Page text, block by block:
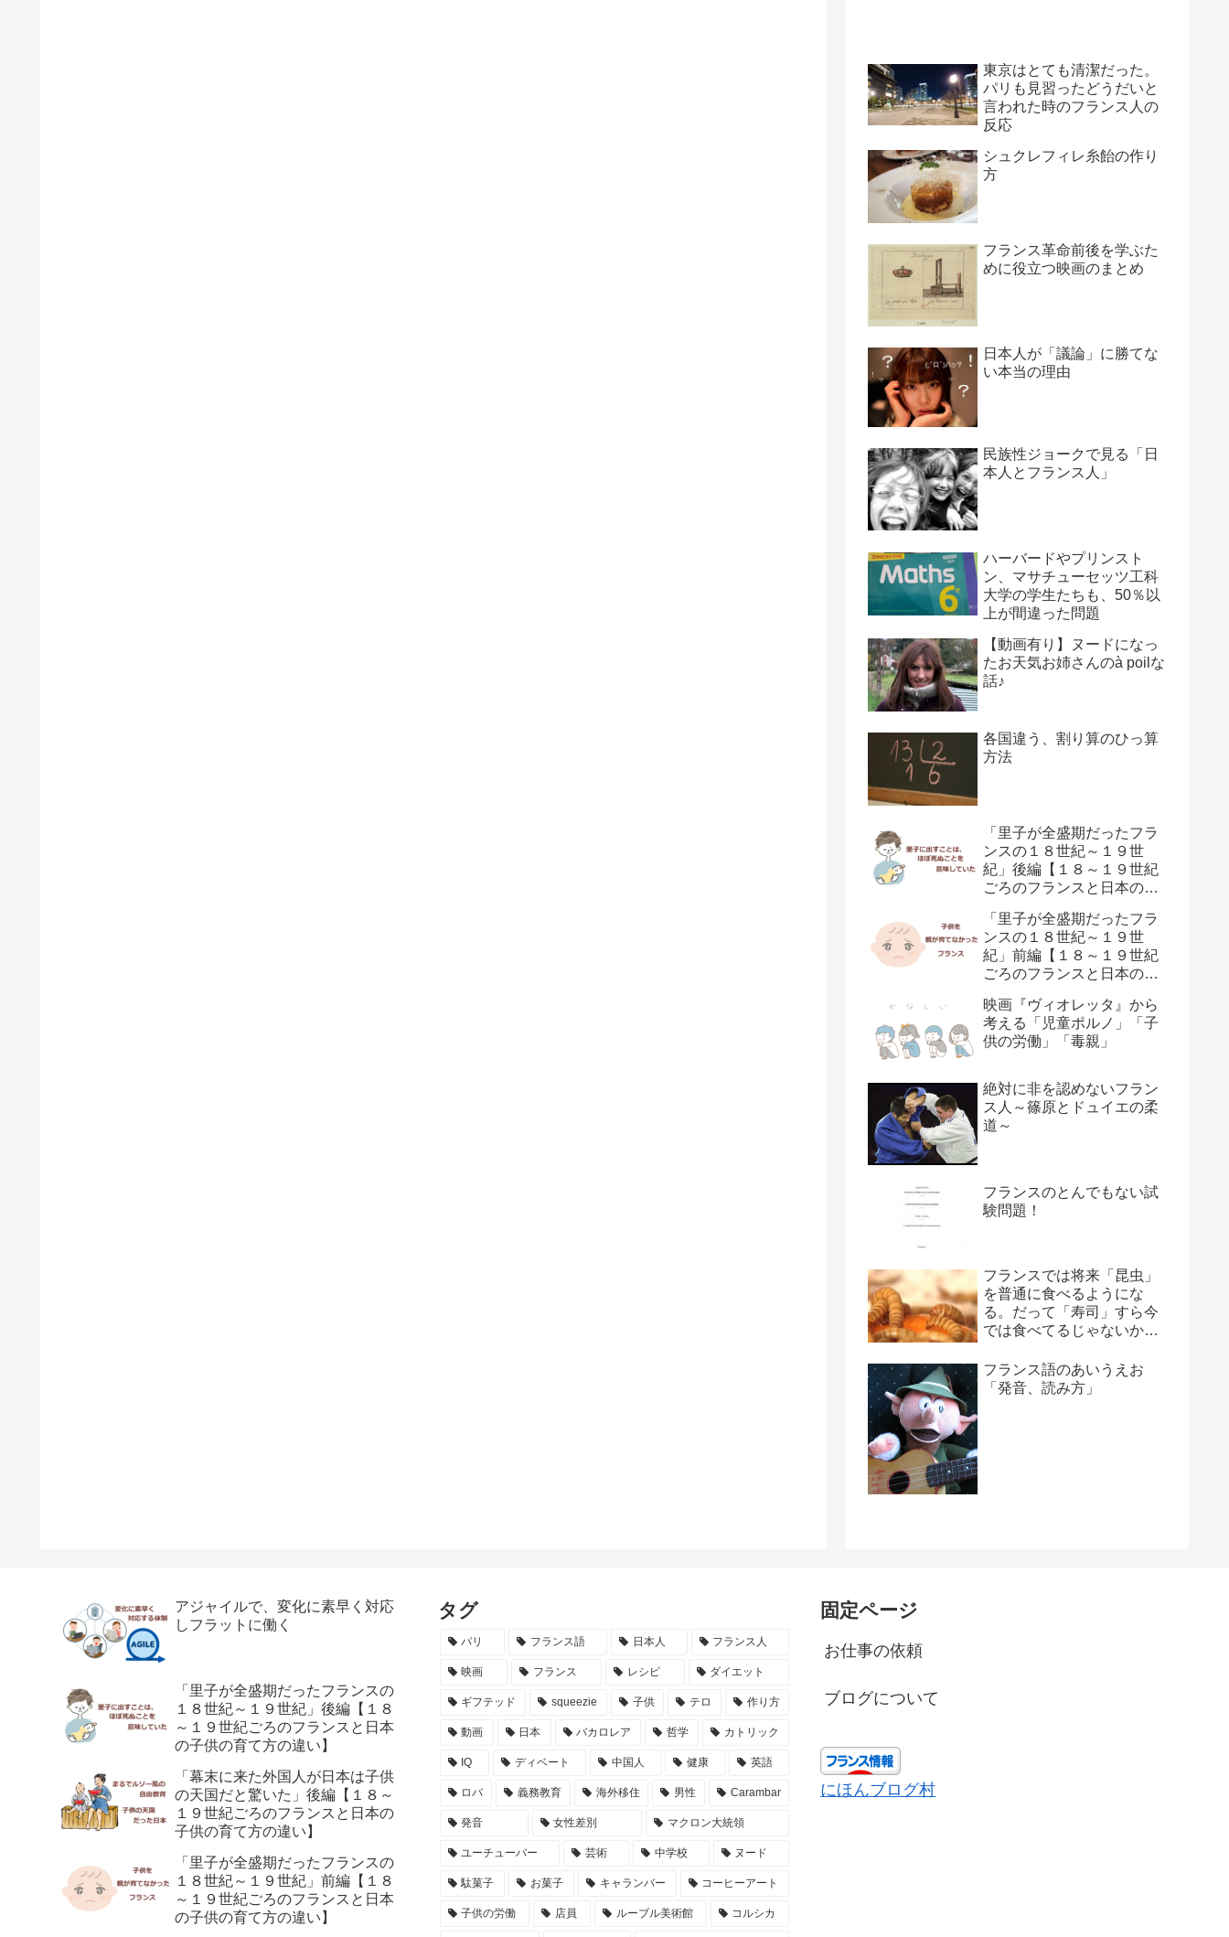
東京はとても清潔だった。
パリも見習ったどうだいと
言われた時のフランス人の
反応
シュクレフィレ糸飴の作り
方
フランス革命前後を学ぶた
めに役立つ映画のまとめ
日本人が「議論」に勝てな
い本当の理由
民族性ジョークで見る「日
本人とフランス人」
ハーバードやプリンスト
ン、マサチューセッツ工科
大学の学生たちも、50％以
上が間違った問題
【動画有り】ヌードになっ
たお天気お姉さんのà poilな
話♪
各国違う、割り算のひっ算
方法
「里子が全盛期だったフラ
ンスの１８世紀～１９世
紀」後編【１８～１９世紀
ごろのフランスと日本の子
「里子が全盛期だったフラ
ンスの１８世紀～１９世
紀」前編【１８～１９世紀
ごろのフランスと日本の子
映画『ヴィオレッタ』から
考える「児童ポルノ」「子
供の労働」「毒親」
絶対に非を認めないフラン
ス人～篠原とドュイエの柔
道～
フランスのとんでもない試
験問題！
フランスでは将来「昆虫」
を普通に食べるようにな
る。だって「寿司」すら今
では食べてるじゃないか！
フランス語のあいうえお
「発音、読み方」
アジャイルで、変化に素早く対応
しフラットに働く
「里子が全盛期だったフランスの
１８世紀～１９世紀」後編【１８
～１９世紀ごろのフランスと日本
の子供の育て方の違い】
「幕末に来た外国人が日本は子供
の天国だと驚いた」後編【１８～
１９世紀ごろのフランスと日本の
子供の育て方の違い】
「里子が全盛期だったフランスの
１８世紀～１９世紀」前編【１８
～１９世紀ごろのフランスと日本
の子供の育て方の違い】
タグ
パリ フランス語 日本人 フランス人
映画 フランス レシピ ダイエット
ギフテッド squeezie 子供 テロ 作り方
動画 日本 バカロレア 哲学 カトリック
IQ ディベート 中国人 健康 英語
ロバ 義務教育 海外移住 男性 Carambar
発音 女性差別 マクロン大統領
ユーチューバー 芸術 中学校 ヌード
駄菓子 お菓子 キャランバー コーヒーアート
子供の労働 店員 ルーブル美術館 コルシカ
固定ページ
お仕事の依頼
ブログについて
にほんブログ村